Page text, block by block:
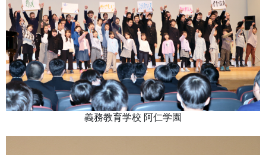
義務教育学校 阿仁学園